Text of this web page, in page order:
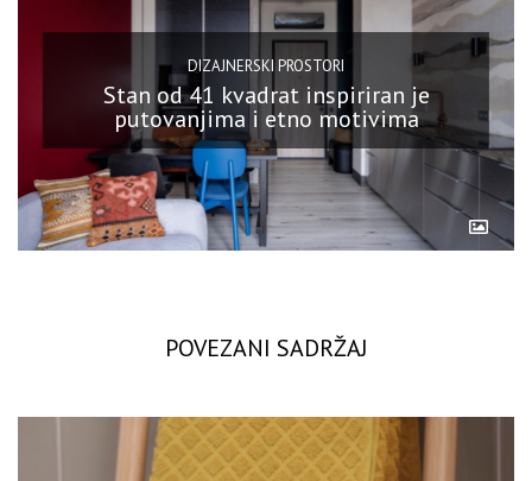
DIZAJNERSKI PROSTORI
Stan od 41 kvadrat inspiriran je
putovanjima i etno motivima
POVEZANI SADRŽAJ